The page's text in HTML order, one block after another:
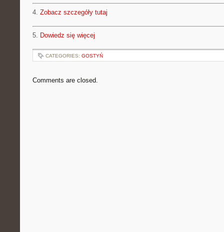
4. Zobacz szczegóły tutaj
5. Dowiedz się więcej
CATEGORIES: GOSTYŃ
Comments are closed.